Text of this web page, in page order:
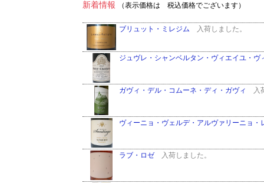
新着情報 （表示価格は 税込価格でございます）
ブリュット・ミレジム 入荷しました。
ジュヴレ・シャンベルタン・ヴィエイユ・
ガヴィ・デル・コムーネ・ディ・ガヴィ 入
ヴィーニョ・ヴェルデ・アルヴァリーニョ・
ラブ・ロゼ 入荷しました。